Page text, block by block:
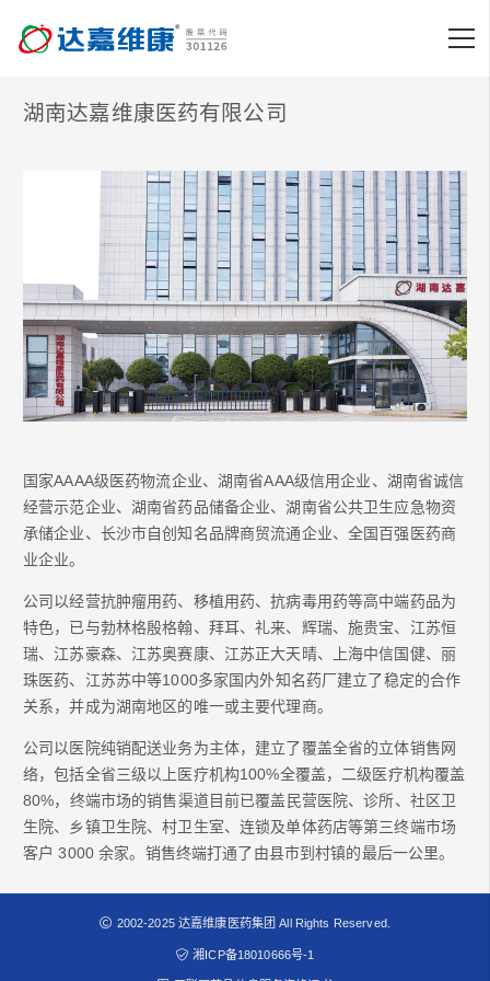
湖南达嘉维康医药有限公司
国家AAAA级医药物流企业、湖南省AAA级信用企业、湖南省诚信
经营示范企业、湖南省药品储备企业、湖南省公共卫生应急物资
承储企业、长沙市自创知名品牌商贸流通企业、全国百强医药商
业企业。
公司以经营抗肿瘤用药、移植用药、抗病毒用药等高中端药品为
特色，已与勃林格殷格翰、拜耳、礼来、辉瑞、施贵宝、江苏恒
瑞、江苏豪森、江苏奥赛康、江苏正大天晴、上海中信国健、丽
珠医药、江苏苏中等1000多家国内外知名药厂建立了稳定的合作
关系，并成为湖南地区的唯一或主要代理商。
公司以医院纯销配送业务为主体，建立了覆盖全省的立体销售网
络，包括全省三级以上医疗机构100%全覆盖，二级医疗机构覆盖
80%，终端市场的销售渠道目前已覆盖民营医院、诊所、社区卫
生院、乡镇卫生院、村卫生室、连锁及单体药店等第三终端市场
客户 3000 余家。销售终端打通了由县市到村镇的最后一公里。
2002-2025 达嘉维康医药集团 All Rights Reserved.
湘ICP备18010666号-1